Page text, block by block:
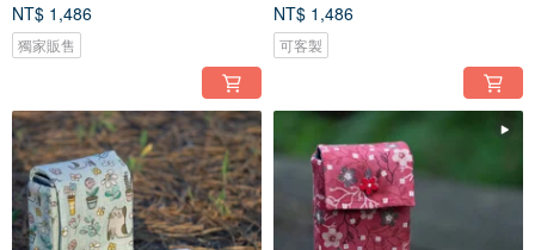
NT$ 1,486
獨家販售
NT$ 1,486
可客製